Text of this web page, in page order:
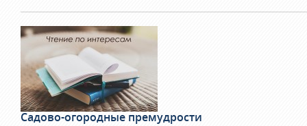
Садово-огородные премудрости